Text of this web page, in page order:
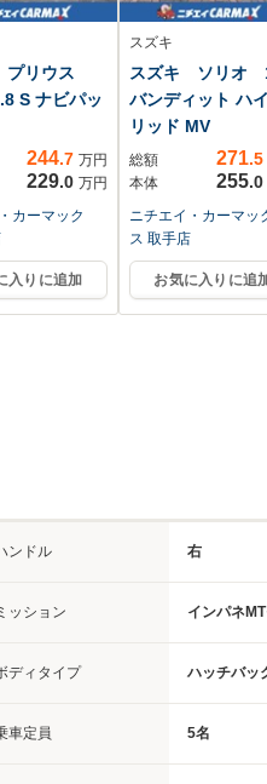
リウス
S ナビパッ
244.7 万円
229.0 万円
カーマック
入りに追加
スズキ
スズキ ソリオ
バンディット ハ
リッド MV
総額 271.5
本体
255.0
ニチエイ・カーマッ
ス 取手店
お気に入りに追
ンドル 右
ッション インパネ
ディタイプ ハッチバッ
車定員 5名